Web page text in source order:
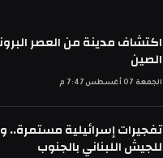
اكتشاف مدينة من العصر
الصين
الجمعة 07 أغسطس 7:47 م
تفجيرات إسرائيلية
للجيش اللبناني بالجنوب